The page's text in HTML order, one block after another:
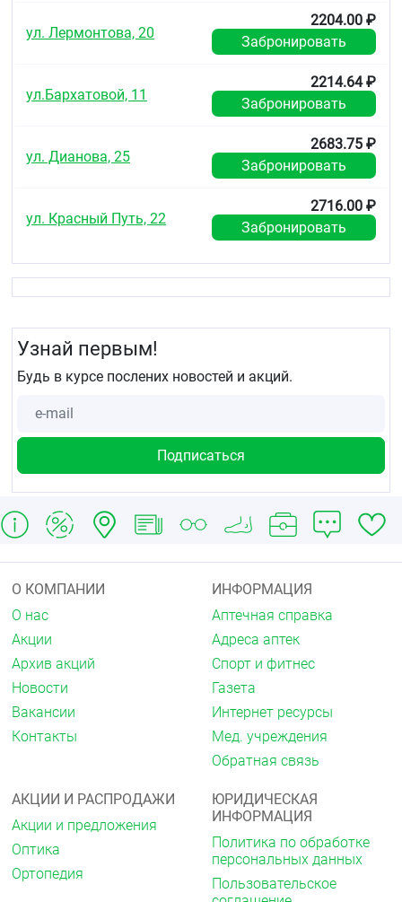
ул. Лермонтова, 20
2204.00 ₽
Забронировать
ул.Бархатовой, 11
2214.64 ₽
Забронировать
ул. Дианова, 25
2683.75 ₽
Забронировать
ул. Красный Путь, 22
2716.00 ₽
Забронировать
Узнай первым!
Будь в курсе послених новостей и акций.
О КОМПАНИИ
О нас
Акции
Архив акций
Новости
Вакансии
Контакты
ИНФОРМАЦИЯ
Аптечная справка
Адреса аптек
Спорт и фитнес
Газета
Интернет ресурсы
Мед. учреждения
Обратная связь
АКЦИИ И РАСПРОДАЖИ
Акции и предложения
Оптика
Ортопедия
ЮРИДИЧЕСКАЯ
ИНФОРМАЦИЯ
Политика по обработке
персональных данных
Пользовательское